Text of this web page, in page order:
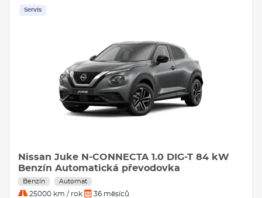
Servis
Nissan Juke N-CONNECTA 1.0 DIG-T 84 kW
Benzín Automatická převodovka
Benzín Automat
25000 km / rok 36 měsíců